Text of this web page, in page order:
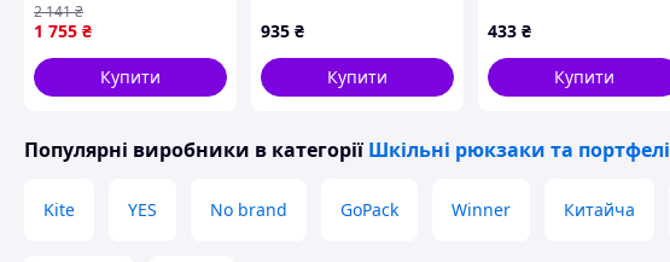
дівчаток, брелок,
поліестер 16 л,
Lala.in.ua
1 755 ₴
2 141₴
Купити
935 ₴
Купити
433 ₴
Купити
Популярні виробники в категорії Шкільні рюкзаки та портфелі
Kite YES No brand GoPack Winner Китайча